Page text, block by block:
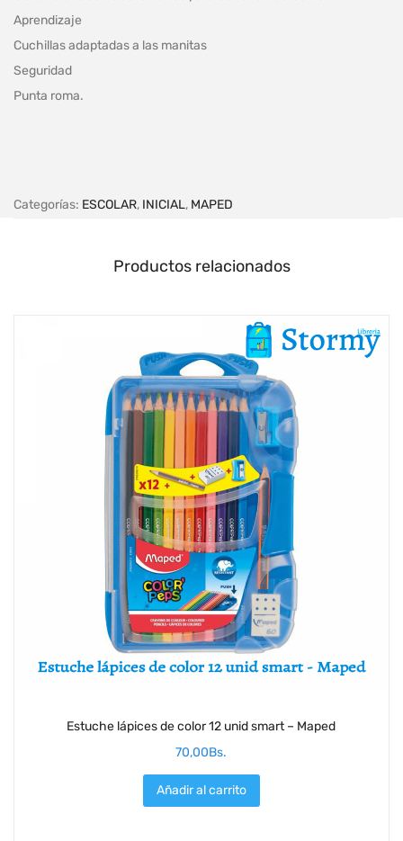
Aprendizaje
Cuchillas adaptadas a las manitas
Seguridad
Punta roma.
Categorías: ESCOLAR, INICIAL, MAPED
Productos relacionados
Estuche lápices de color 12 unid smart – Maped
70,00Bs.
Añadir al carrito